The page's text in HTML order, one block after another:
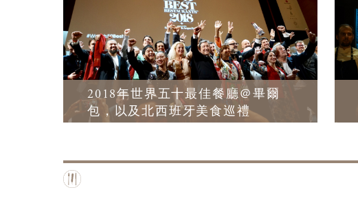
2018年世界五十最佳餐廳＠畢爾
包，以及北西班牙美食巡禮